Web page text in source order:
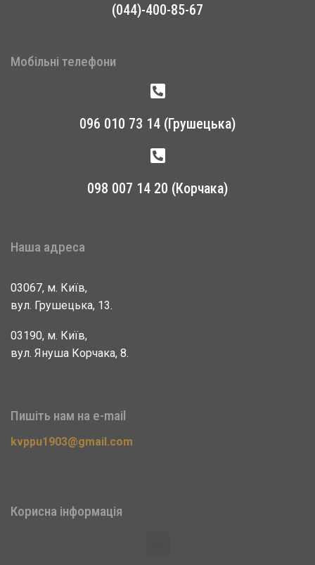
(044)-400-85-67
Мобільні телефони
096 010 73 14 (Грушецька)
098 007 14 20 (Корчака)
Наша адреса
03067, м. Київ,
вул. Грушецька, 13.
03190, м. Київ,
вул. Януша Корчака, 8.
Пишіть нам на e-mail
kvppu1903@gmail.com
Корисна інформація